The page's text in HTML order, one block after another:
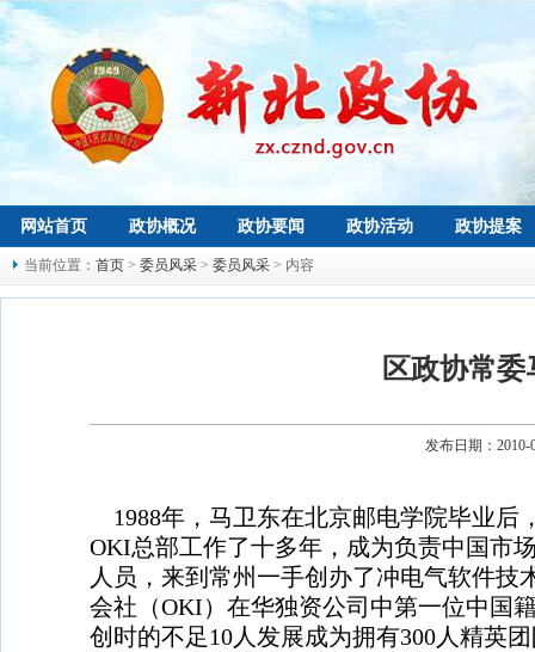
网站首页 政协概况 政协要闻 政协活动 政协提案
当前位置： 首页 > 委员风采 > 委员风采 > 内容
区政协常
发布日期：
1988年，马卫东在北京邮电学院毕业后
OKI总部工作了十多年，成为负责中国市
人员，来到常州一手创办了冲电气软件技
会社（OKI）在华独资公司中第一位中国
创时的不足10人发展成为拥有300人精英